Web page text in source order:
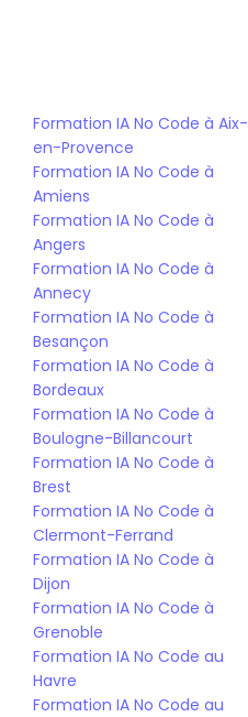
Formation IA No Code à Aix-
en-Provence
Formation IA No Code à
Amiens
Formation IA No Code à
Angers
Formation IA No Code à
Annecy
Formation IA No Code à
Besançon
Formation IA No Code à
Bordeaux
Formation IA No Code à
Boulogne-Billancourt
Formation IA No Code à
Brest
Formation IA No Code à
Clermont-Ferrand
Formation IA No Code à
Dijon
Formation IA No Code à
Grenoble
Formation IA No Code au
Havre
Formation IA No Code au